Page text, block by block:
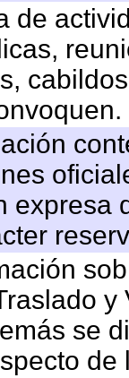
de
expresa
se